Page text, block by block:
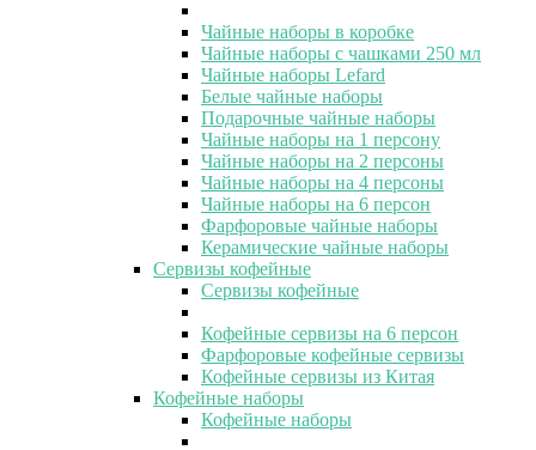
Чайные наборы в коробке
Чайные наборы с чашками 250 мл
Чайные наборы Lefard
Белые чайные наборы
Подарочные чайные наборы
Чайные наборы на 1 персону
Чайные наборы на 2 персоны
Чайные наборы на 4 персоны
Чайные наборы на 6 персон
Фарфоровые чайные наборы
Керамические чайные наборы
Сервизы кофейные
Сервизы кофейные
Кофейные сервизы на 6 персон
Фарфоровые кофейные сервизы
Кофейные сервизы из Китая
Кофейные наборы
Кофейные наборы